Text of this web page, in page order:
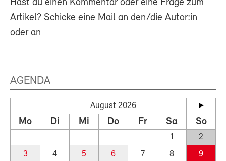
Hast du einen Kommentar oder eine Frage zum
Artikel? Schicke eine Mail an den/die Autor:in
oder an
AGENDA
August 2026
Mo Di Mi Do Fr Sa So
1
2
3
4 5 6 7 8 9